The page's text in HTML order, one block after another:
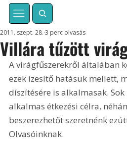
Villára tűzött
2011. szept. 28. 3 perc olvasás
A virágfűszerekről általában
ezek ízesítő hatásuk mellett,
díszítésére is alkalmasak.
alkalmas étkezési célra,
beszerezhetőt szeretnénk
Olvasóinknak.